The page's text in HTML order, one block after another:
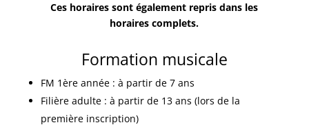
Ces horaires sont également repris dans les
horaires complets.
Formation musicale
FM 1ère année : à partir de 7 ans
Filière adulte : à partir de 13 ans (lors de la
première inscription)